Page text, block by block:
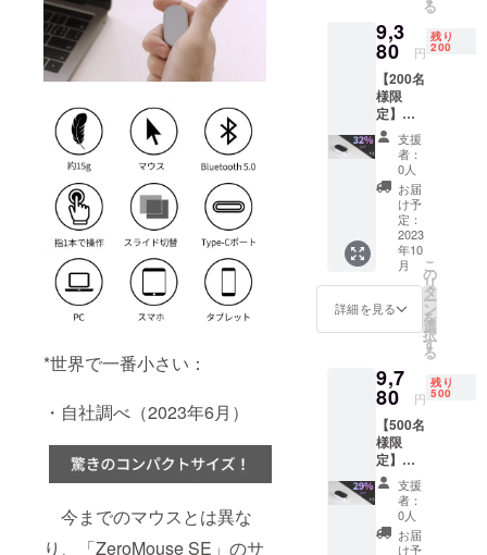
*世界で一番小さい：
・自社調べ（2023年6月）
今までのマウスとは異な
り、「ZeroMouse SE」のサ
ンドの架け
橋となり、
豊かなライ
フスタイル
を創造す
る。」この
理念のも
と、社員一
同、情熱を
持って事業
に取り組ん
でいます。
社名
ボーン
（Earth
Reborn）」
には、「地
球全体の調
和を願う」
という想い
が込められ
料（日
本国内
限定）
内容
物：
「Zero
Mouse
SE」本
体（白
黒色）
×1 USB
Type-C
to USB-
A充電
ケーブ
ル×1 日
本語取
る
9,3
80 円
残り
200
【200名
様限
定】超
超早割
32％OF
「Zero
Mouse
SE」×1
一般販
売予定
価格：
13,816
円（税
込） ※
送料無
本国内
限定）
内容
物：
「Zero
Mouse
SE」本
体（白
黒色）
×1 USB
Type-C
支援
者：
0人
お届
け予
定：
2023
年10
月
詳細を見る
こ
の
リ
タ
ー
ン
を
選
択
す
る
9,7
80 円
残り
500
【500名
様限
定】超
早割
29％OF
「Zero
Mouse
支援
者：
0人
お届
け予